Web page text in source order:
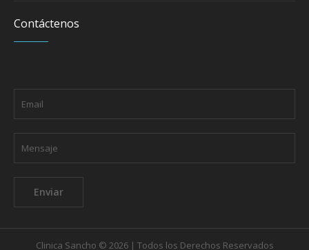
Contáctenos
Clinica Sancho © 2026 | Todos los Derechos Reservados